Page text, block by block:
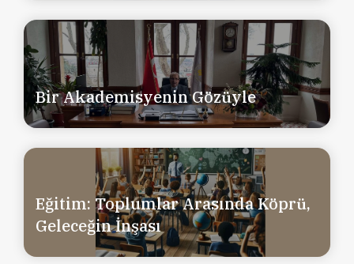
Bir Akademisyenin Gözüyle
Eğitim: Toplumlar Arasında Köprü,
Geleceğin İnşası